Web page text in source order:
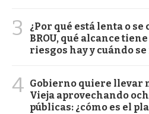
3
¿Por qué está lenta o
BROU, qué alcance
riesgos hay y cuándo
4 Gobierno quiere llevar
Vieja aprovechando
públicas: ¿cómo es el